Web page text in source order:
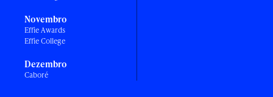
Novembro
Effie Awards
Effie College
Dezembro
Caboré